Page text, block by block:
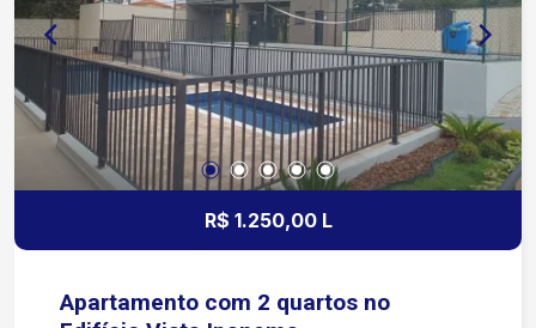
R$ 1.250,00 L
Apartamento com 2 quartos no